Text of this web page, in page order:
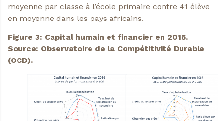
moyenne par classe à l’école primaire contre 41 élève
en moyenne dans les pays africains.
Figure 3: Capital humain et financier en 2016.
Source: Observatoire de la Compétitivité Durable
(OCD).